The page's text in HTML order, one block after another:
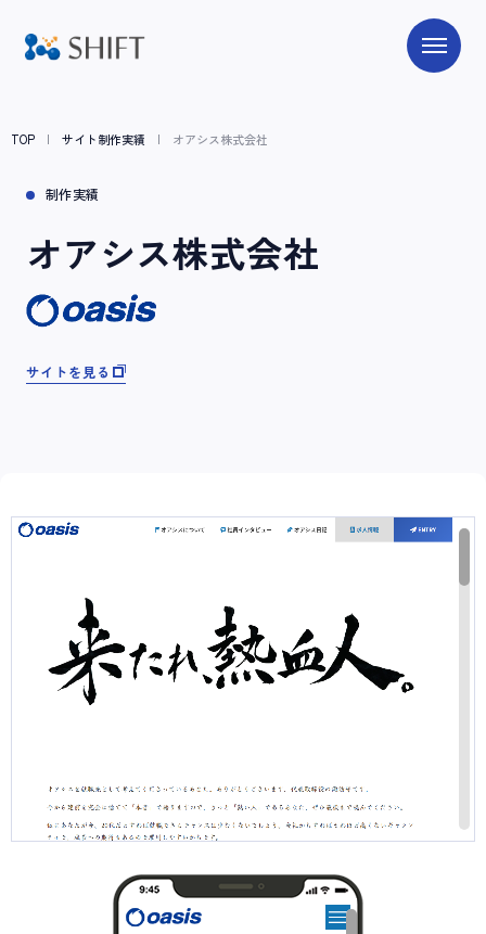
TOP サイト制作実績 オアシス株式会社
制作実績
オアシス株式会社
サイトを見る